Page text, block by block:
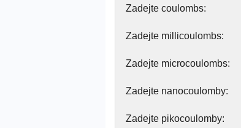
Zadejte coulombs:
Zadejte millicoulombs:
Zadejte microcoulombs:
Zadejte nanocoulomby:
Zadejte pikocoulomby: